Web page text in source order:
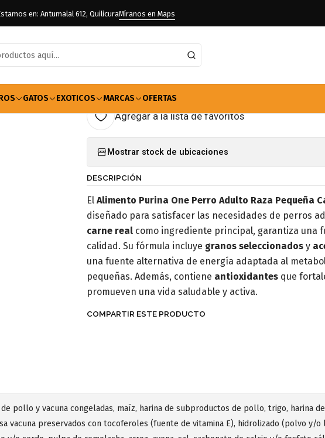
GATOS EXOTICOS MARCAS OFERTAS
en: Antumalal 612, QuilicuraMíranos en Maps
Raza Pequeña Alimento Purina One Perro Adulto Raza pequeña Carne 2kg
Alimento Purina One
pequeña Carne 2kg
Agregar a la lista de favoritos
Mostrar stock de ubicaciones
DESCRIPCIÓN
El Alimento Purina One Perro Adulto Raza Pequeña
diseñado para satisfacer las necesidades de perros
carne real como ingrediente principal, garantiza una
calidad. Su fórmula incluye granos seleccionados y
una fuente alternativa de energía adaptada al
pequeñas. Además, contiene antioxidantes que
promueven una vida saludable y activa.
COMPARTIR ESTE PRODUCTO
de pollo y vacuna congeladas, maíz, harina de subproductos de pollo, trigo, harina
vacuna preservados con tocoferoles (fuente de vitamina E), hidrolizado (polvo y/